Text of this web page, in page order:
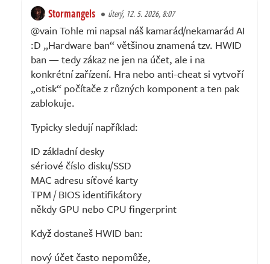
Stormangels úterý, 12. 5. 2026, 8:07
@vain Tohle mi napsal náš kamarád/nekamarád AI
:D „Hardware ban“ většinou znamená tzv. HWID
ban — tedy zákaz ne jen na účet, ale i na
konkrétní zařízení. Hra nebo anti-cheat si vytvoří
„otisk“ počítače z různých komponent a ten pak
zablokuje.
Typicky sledují například:
ID základní desky
sériové číslo disku/SSD
MAC adresu síťové karty
TPM / BIOS identifikátory
někdy GPU nebo CPU fingerprint
Když dostaneš HWID ban:
nový účet často nepomůže,